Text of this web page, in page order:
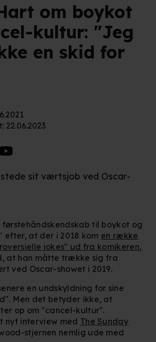
om boykot
kultur: "Jeg
en skid for
: 22.06.2023
sit værtsjob ved Oscar-
førstehåndskendskab til boykot og
efter, at der i 2018 kom en række
jokes" ud fra komikeren,
at han måtte trække sig fra
ved Oscar-showet i 2019.
en undskyldning for sine
Men det betyder ikke, at
op om "cancel-kultur".
nyt interview med The Sunday
stjernen nemlig ude med